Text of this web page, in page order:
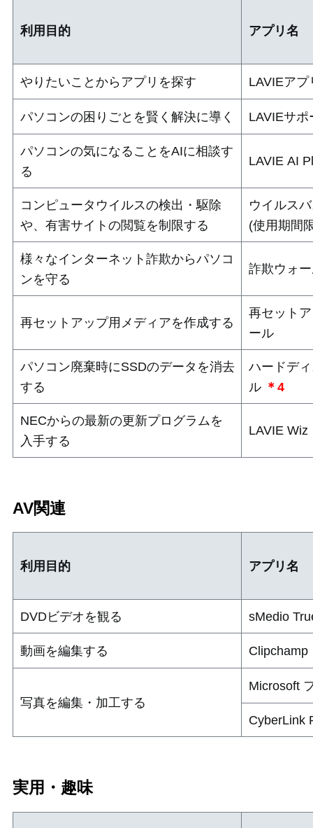
利用目的 アプリ名
やりたいことからアプリを探す LAVIEアプ
パソコンの困りごとを賢く解決に導く LAVIEサポ
パソコンの気になることをAIに相談す
る
LAVIE AI
コンピュータウイルスの検出・駆除
や、有害サイトの閲覧を制限する
ウイルス
(使用期間
様々なインターネット詐欺からパソコ
ンを守る
詐欺ウォ
再セットアップ用メディアを作成する
再セット
ール
パソコン廃棄時にSSDのデータを消去
する
ハードデ
ル ＊4
NECからの最新の更新プログラムを
入手する
LAVIE Wiz
AV関連
利用目的 アプリ名
DVDビデオを観る sMedio
動画を編集する Clipchamp
写真を編集・加工する
Microsoft
CyberLink
実用・趣味